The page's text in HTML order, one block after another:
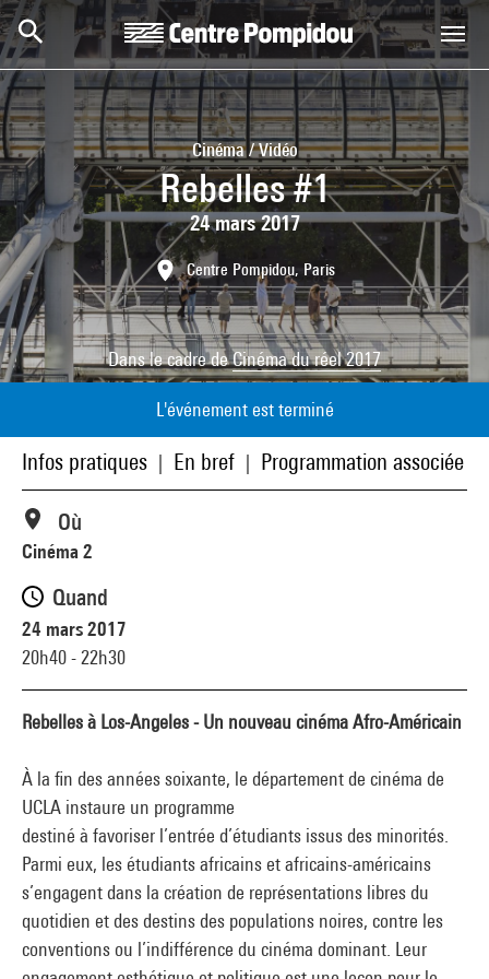
Aller au contenu principal
Centre Pompidou
Cinéma / Vidéo
Rebelles #1
24 mars 2017
Centre Pompidou, Paris
Dans le cadre deCinéma du réel 2017
L'événement est terminé
Infos pratiques En bref Programmation associée
Rebelles à Los-Angeles - Un nouveau cinéma Afro-Américain
À la fin des années soixante, le département de cinéma de
UCLA instaure un programme
destiné à favoriser l’entrée d’étudiants issus des minorités.
Parmi eux, les étudiants africains et africains-américains
s’engagent dans la création de représentations libres du
quotidien et des destins des populations noires, contre les
conventions ou l’indifférence du cinéma dominant. Leur
Où
Cinéma 2
Quand
24 mars 2017
20h40 - 22h30